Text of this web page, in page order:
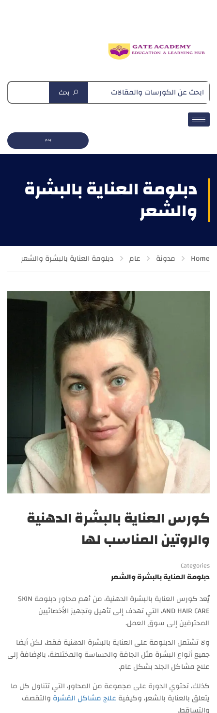
بحث
بدء
دبلومة العناية بالبشرة
والشعر
Home مدونة عام دبلومة العناية بالبشرة والشعر
كورس العناية بالبشرة الدهنية
والروتين المناسب لها
Categories
دبلومة العناية بالبشرة والشعر
يُعد كورس العناية بالبشرة الدهنية، من أهم محاور دبلومة SKIN
AND HAIR CARE، التي تهدف إلى تأهيل وتجهيز الأخصائيين
المحترفين إلى سوق العمل.
ولا تشتمل الدبلومة على العناية بالبشرة الدهنية فقط، لكن أيضا
جميع أنواع البشرة مثل الجافة والحساسة والمختلطة، بالإضافة إلى
علاج مشاكل الجلد بشكل عام.
كذلك، تحتوي الدورة على مجموعة من المحاور، التي تتناول كل ما
يتعلق بالعناية بالشعر، وكيفية علاج مشاكل القشرة والتقصف
والتساقط.